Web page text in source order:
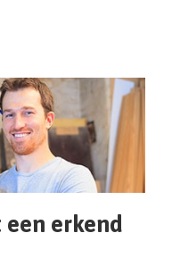
erkend